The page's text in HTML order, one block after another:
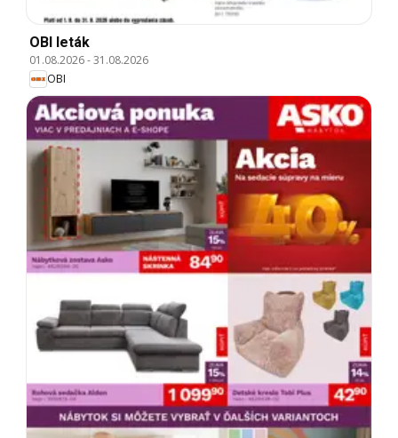
OBI leták
01.08.2026-31.08.2026
OBI